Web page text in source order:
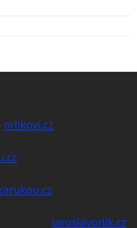
orlikovi.cz
jaroslavorlik.cz